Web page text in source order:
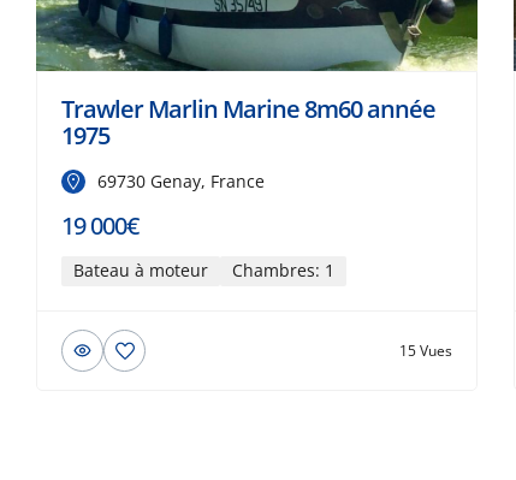
Trawler Marlin Marine 8m60 année
1975
69730 Genay, France
19 000€
Bateau à moteur Chambres: 1
15 Vues